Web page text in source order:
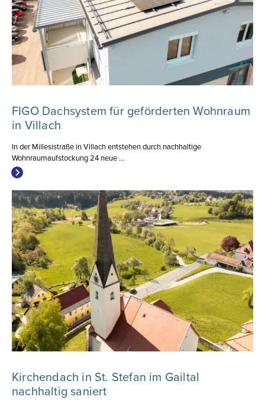
FIGO Dachsystem für geförderten Wohnraum
in Villach
In der Millesistraße in Villach entstehen durch nachhaltige
Wohnraumaufstockung 24 neue ...
Kirchendach in St. Stefan im Gailtal
nachhaltig saniert